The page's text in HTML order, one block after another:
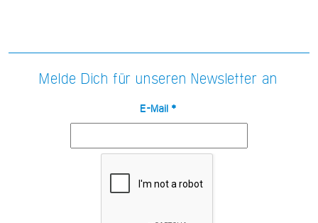
Melde Dich für unseren Newsletter an
E-Mail*